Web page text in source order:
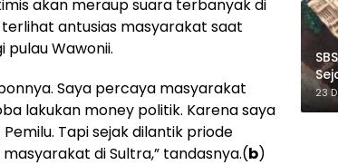
akan meraup suara terbanyak di
terlihat antusias masyarakat saat
Wawonii.
Saya percaya masyarakat
lakukan money politik. Karena saya
Tapi sejak dilantik priode
di Sultra,” tandasnya.(b)
23